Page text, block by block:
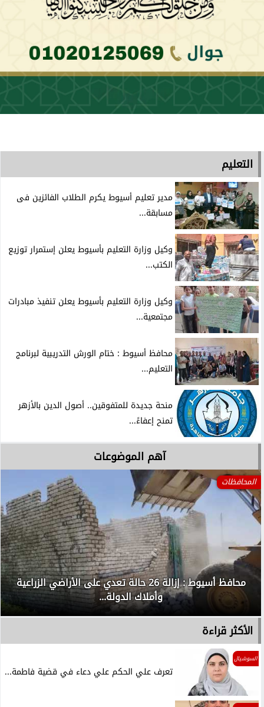
التعليم
مدير تعليم أسيوط يكرم الطلاب الفائزين فى
مسابقة...
وكيل وزارة التعليم بأسيوط يعلن إستمرار توزيع
الكتب...
وكيل وزارة التعليم بأسيوط يعلن تنفيذ مبادرات
مجتمعية...
محافظ أسيوط : ختام الورش التدريبية لبرنامج
التعليم...
منحة جديدة للمتفوقين.. أصول الدين بالأزهر
تمنح إعفاءً...
آهم الموضوعات
المحافظات
محافظ أسيوط : إزالة 26 حالة تعدي على الأراضي الزراعية
وأملاك الدولة...
الأكثر قراءة
السوشيال
تعرف علي الحكم علي دعاء في قضية فاطمة...